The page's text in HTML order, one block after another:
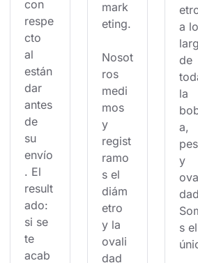
con
respe
cto
al
están
dar
antes
de
su
envío
. El
result
ado:
si se
te
acab
mark
eting.
Nosot
ros
medi
mos
y
regist
ramo
s el
diám
etro
y la
ovali
dad
a lo
de
la
a,
y
s el